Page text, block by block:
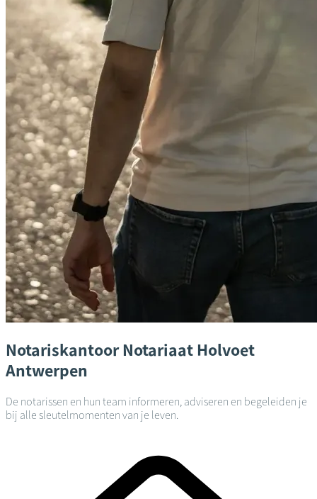
Notariskantoor Notariaat Holvoet
Antwerpen
De notarissen en hun team informeren, adviseren en begeleiden je
bij alle sleutelmomenten van je leven.